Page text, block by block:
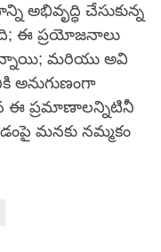
అభివృద్ధి చేసుకున్న
ఈ ప్రయోజనాలు
మరియు అవి
అనుగుణంగా
ఈ ప్రమాణాలన్నిటినీ
మనకు నమ్మకం